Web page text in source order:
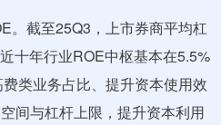
。截至25Q3，上市券商平均杠
十年行业ROE中枢基本在5.5%
类业务占比、提升资本使用效
间与杠杆上限，提升资本利用